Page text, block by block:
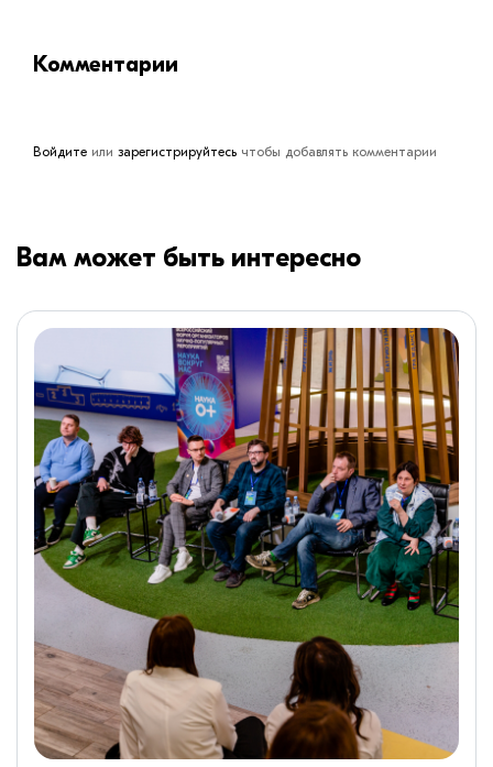
Комментарии
Войдите или зарегистрируйтесь чтобы добавлять комментарии
Вам может быть интересно